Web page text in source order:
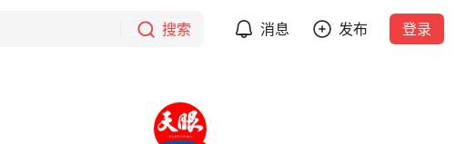
搜索 消息 发布 登录